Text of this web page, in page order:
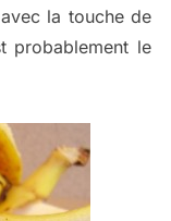
la touche de
probablement le